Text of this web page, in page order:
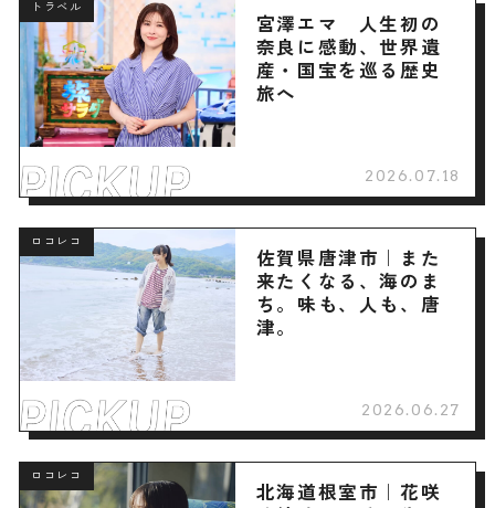
トラベル
宮澤エマ 人生初の
奈良に感動、世界遺
産・国宝を巡る歴史
旅へ
2026.07.18
ロコレコ
佐賀県唐津市｜また
来たくなる、海のま
ち。味も、人も、唐
津。
2026.06.27
ロコレコ
北海道根室市｜花咲